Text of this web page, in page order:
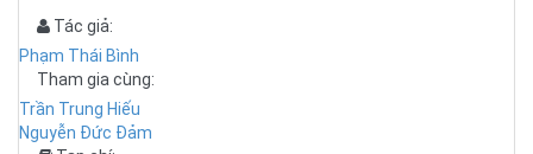
Tác giả:
Phạm Thái Bình
Tham gia cùng:
Trần Trung Hiếu
Nguyễn Đức Đảm